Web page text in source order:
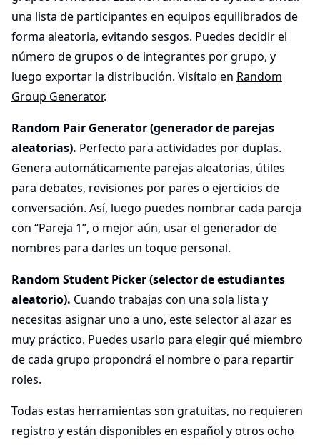
una lista de participantes en equipos equilibrados de
forma aleatoria, evitando sesgos. Puedes decidir el
número de grupos o de integrantes por grupo, y
luego exportar la distribución. Visítalo en Random
Group Generator.
Random Pair Generator (generador de parejas
aleatorias). Perfecto para actividades por duplas.
Genera automáticamente parejas aleatorias, útiles
para debates, revisiones por pares o ejercicios de
conversación. Así, luego puedes nombrar cada pareja
con “Pareja 1”, o mejor aún, usar el generador de
nombres para darles un toque personal.
Random Student Picker (selector de estudiantes
aleatorio). Cuando trabajas con una sola lista y
necesitas asignar uno a uno, este selector al azar es
muy práctico. Puedes usarlo para elegir qué miembro
de cada grupo propondrá el nombre o para repartir
roles.
Todas estas herramientas son gratuitas, no requieren
registro y están disponibles en español y otros ocho